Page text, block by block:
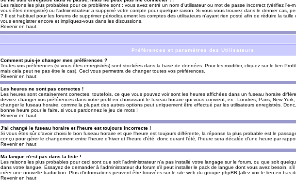
Les raisons les plus probables pour ce problème sont : vous avez entré un nom d'utilisateur ou mot de passe incorrect (vérifiez l'e-
vous êtes enregistré) ou l'administrateur a supprimé votre compte pour quelque raison. Si vous vous trouvez dans le dernier cas,
? Il est habituel pour les forums de supprimer périodiquement les comptes des utilisateurs n'ayant rien posté afin de réduire la
vous enregistrer encore et impliquez-vous dans les discussions.
Revenir en haut
Préférences et paramètres des Utilisateurs
Comment puis-je changer mes préférences ?
Toutes vos préférences (si vous êtes enregistrés) sont stockées dans la base de données. Pour les modifier, cliquez sur le lien Profil
mais cela peut ne pas être le cas). Ceci vous permettra de changer toutes vos préférences.
Revenir en haut
Les heures ne sont pas correctes !
Les heures sont certainement correctes, toutefois, ce que vous pouvez voir sont les heures affichées dans un fuseau horaire
devriez changer vos préférences dans votre profil en choisissant le fuseau horaire qui vous convient, ex : Londres, Paris, New
changer le fuseau horaire, comme la plupart des autres options peut uniquement être effectué par les utilisateurs enregistrés.
bonne heure pour le faire, si vous pardonnez le jeu de mots !
Revenir en haut
J'ai changé le fuseau horaire et l'heure est toujours incorrecte !
Si vous êtes sûr d'avoir choisi le bon fuseau horaire et que l'heure est toujours différente, la réponse la plus probable est le
conçu pour gérer le changement entre l'heure d'hiver et l'heure d'été, donc durant l'été, l'heure sera décalée d'une heure par
Revenir en haut
Ma langue n'est pas dans la liste !
Les raisons les plus probables pour ceci sont que soit l'administrateur n'a pas installé votre langage sur le forum, ou que soit
dans votre langue. Essayez de demander à l'administrateur du forum s'il peut installer le pack de langue dont vous avez besoin,
créer une nouvelle traduction. Plus d'informations peuvent être trouvées sur le site web du groupe phpBB (allez voir le lien en bas
Revenir en haut